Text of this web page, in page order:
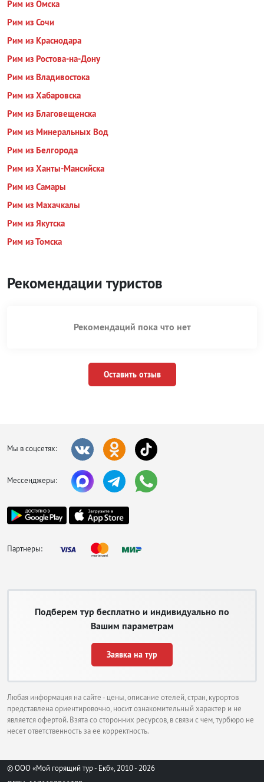
Рим из Омска
Рим из Сочи
Рим из Краснодара
Рим из Ростова-на-Дону
Рим из Владивостока
Рим из Хабаровска
Рим из Благовещенска
Рим из Минеральных Вод
Рим из Белгорода
Рим из Ханты-Мансийска
Рим из Самары
Рим из Махачкалы
Рим из Якутска
Рим из Томска
Рекомендации туристов
Рекомендаций пока что нет
Оставить отзыв
Мы в соцсетях:
Мессенджеры:
Партнеры:
Подберем тур бесплатно и индивидуально по
Вашим параметрам
Заявка на тур
Любая информация на сайте - цены, описание отелей, стран, курортов
представлена ориентировочно, носит ознакомительный характер и не
является офертой. Взята со сторонних ресурсов, в связи с чем, турбюро не
несет ответственность за ее корректность.
© ООО «Мой горящий тур - Екб», 2010 - 2026